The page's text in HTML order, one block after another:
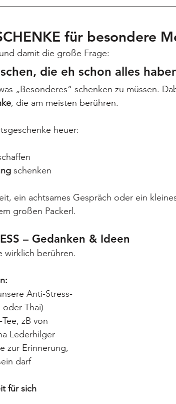
für besondere
damit die große Frage:
die eh schon alles
„Besonderes“ schenken zu müssen.
, die am meisten berühren.
heuer:
schenken
ein achtsames Gespräch oder ein
großen Packerl.
– Gedanken & Ideen
wirklich berühren.
Anti-Stress-
oder Thai)
zB von
Lederhilger
zur Erinnerung,
darf
für sich